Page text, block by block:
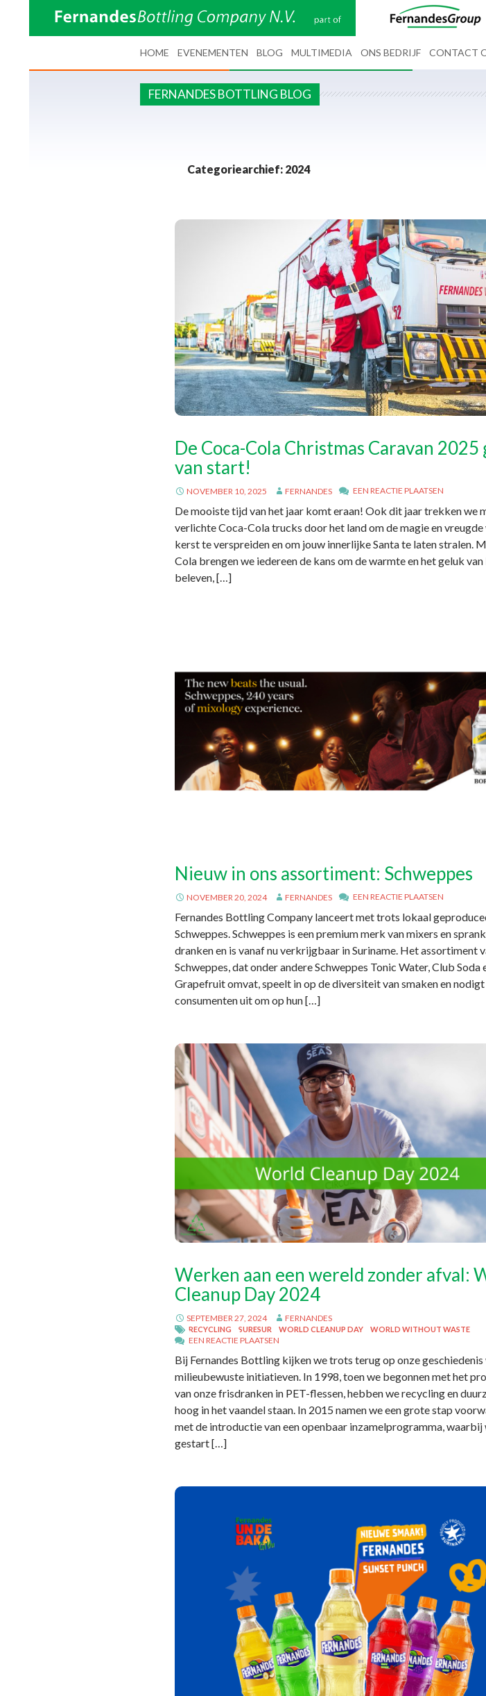
HOME EVENEMENTEN BLOG MULTIMEDIA ONS BEDRIJF CONTACT
FERNANDES BOTTLING BLOG
Categoriearchief: 2024
De Coca-Cola Christmas Caravan 2025
van start!
NOVEMBER 10, 2025 FERNANDES EEN REACTIE PLAATSEN
De mooiste tijd van het jaar komt eraan! Ook dit jaar trekken we
verlichte Coca-Cola trucks door het land om de magie en vreugde
kerst te verspreiden en om jouw innerlijke Santa te laten stralen.
Cola brengen we iedereen de kans om de warmte en het geluk
beleven, […]
Nieuw in ons assortiment: Schweppes
NOVEMBER 20, 2024 FERNANDES EEN REACTIE PLAATSEN
Fernandes Bottling Company lanceert met trots lokaal
Schweppes. Schweppes is een premium merk van mixers en
dranken en is vanaf nu verkrijgbaar in Suriname. Het assortiment
Schweppes, dat onder andere Schweppes Tonic Water, Club Soda
Grapefruit omvat, speelt in op de diversiteit van smaken en nodigt
consumenten uit om op hun […]
Werken aan een wereld zonder afval:
Cleanup Day 2024
SEPTEMBER 27, 2024 FERNANDES
RECYCLING SURESUR WORLD CLEANUP DAY WORLD WITHOUT WASTE
EEN REACTIE PLAATSEN
Bij Fernandes Bottling kijken we trots terug op onze geschiedenis
milieubewuste initiatieven. In 1998, toen we begonnen met het
van onze frisdranken in PET-flessen, hebben we recycling en
hoog in het vaandel staan. In 2015 namen we een grote stap
met de introductie van een openbaar inzamelprogramma, waarbij
gestart […]